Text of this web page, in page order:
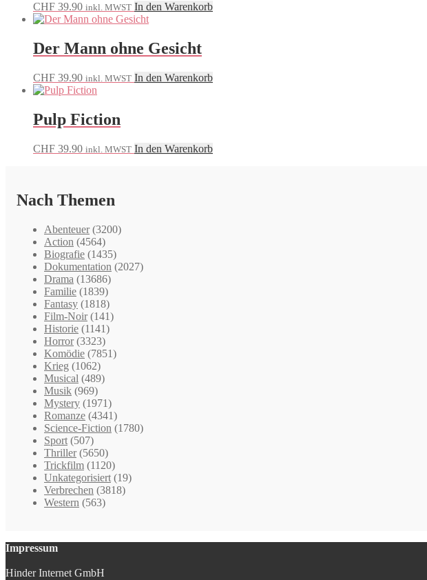
CHF 39.90 inkl. MWST In den Warenkorb
Der Mann ohne Gesicht
CHF 39.90 inkl. MWST In den Warenkorb
Pulp Fiction
CHF 39.90 inkl. MWST In den Warenkorb
Nach Themen
Abenteuer (3200)
Action (4564)
Biografie (1435)
Dokumentation (2027)
Drama (13686)
Familie (1839)
Fantasy (1818)
Film-Noir (141)
Historie (1141)
Horror (3323)
Komödie (7851)
Krieg (1062)
Musical (489)
Musik (969)
Mystery (1971)
Romanze (4341)
Science-Fiction (1780)
Sport (507)
Thriller (5650)
Trickfilm (1120)
Unkategorisiert (19)
Verbrechen (3818)
Western (563)
Impressum
Hinder Internet GmbH